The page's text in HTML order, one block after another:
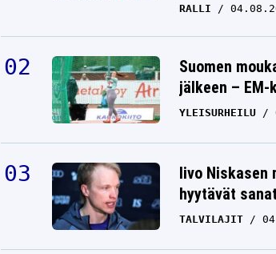
RALLI
Suomen
jälkeen –
YLEISURHEILU
Iivo Niskasen
hyytävät
TALVILAJIT